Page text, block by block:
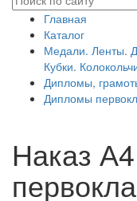
Главная
Каталог
Медали. Ленты.
Кубки.
Дипломы,
Дипломы
Наказ А4